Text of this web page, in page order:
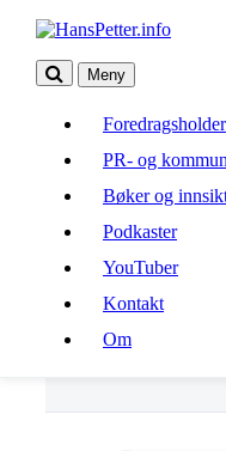
Meny
Foredragsholder
PR- og
Bøker og
Podkaster
YouTuber
Kontakt
Om
Foredragsholder
PR- og
Bøker og innsikt
YouTuber
Kontakt
trening